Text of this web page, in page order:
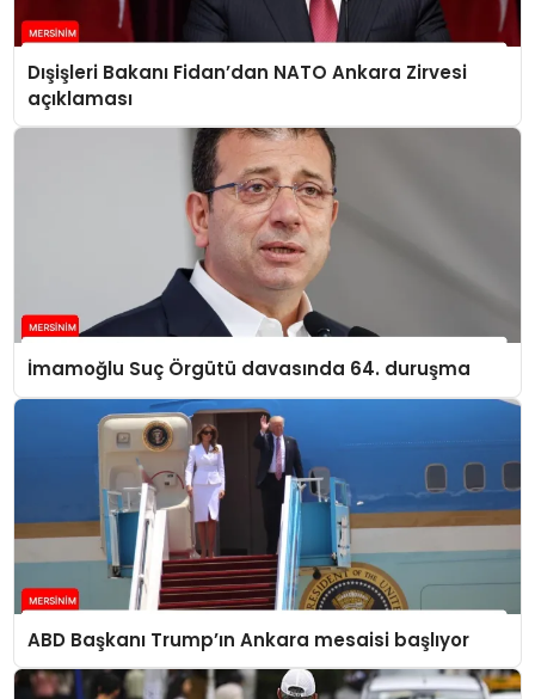
Dışişleri Bakanı Fidan’dan NATO Ankara Zirvesi
açıklaması
İmamoğlu Suç Örgütü davasında 64. duruşma
ABD Başkanı Trump’ın Ankara mesaisi başlıyor